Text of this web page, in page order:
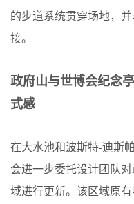
的步道系统贯穿场地，
接。
政府山与世博会纪念
式感
在大水池和波斯特-迪斯
会进一步委托设计团队
域进行更新。该区域原